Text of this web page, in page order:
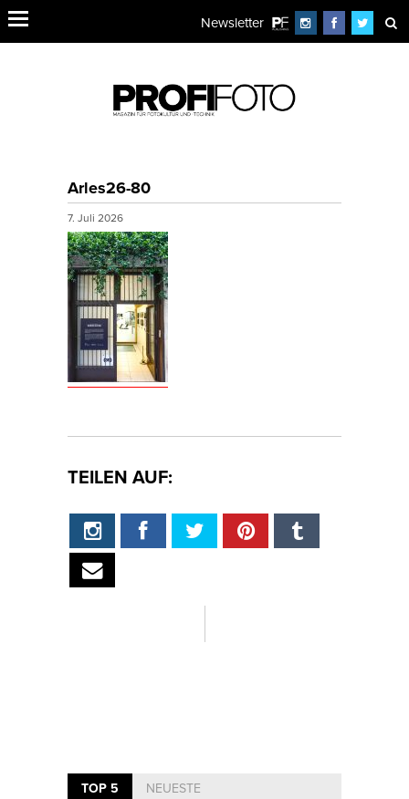
Newsletter
Arles26-80
7. Juli 2026
TEILEN AUF:
TOP 5 NEUESTE